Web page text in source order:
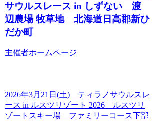
サウルスレース in しずない 渡
辺農場 牧草地 北海道日高郡新ひ
だか町
主催者ホームページ
2026年3月21日(土) ティラノサウルスレ
ース in ルスツリゾート 2026 ルスツリ
ゾートスキー場 ファミリーコース下部